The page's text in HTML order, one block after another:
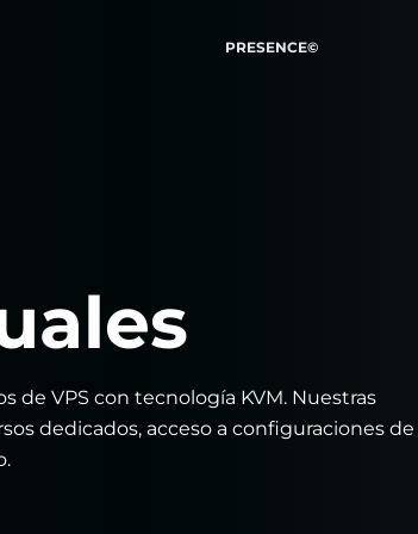
PRESENCE©
de VPS con tecnología KVM. Nuestras
dedicados, acceso a configuraciones